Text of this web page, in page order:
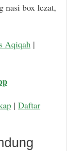
nasi box lezat,
Aqiqah|
| Daftar